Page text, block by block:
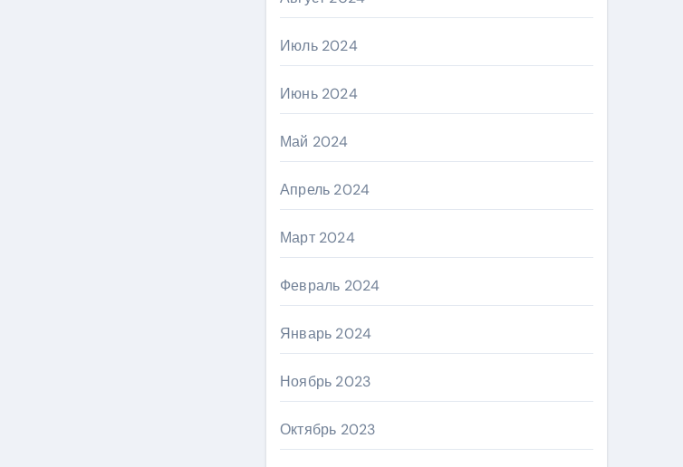
Июль 2024
Июнь 2024
Май 2024
Апрель 2024
Март 2024
Февраль 2024
Январь 2024
Ноябрь 2023
Октябрь 2023